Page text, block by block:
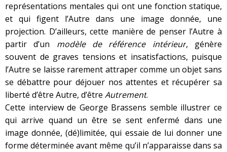
représentations mentales qui ont une fonction statique,
et qui figent l’Autre dans une image donnée, une
projection. D’ailleurs, cette manière de penser l’Autre à
partir d’un modèle de référence intérieur, génère
souvent de graves tensions et insatisfactions, puisque
l’Autre se laisse rarement attraper comme un objet sans
se débattre pour déjouer nos attentes et récupérer sa
liberté d’être Autre, d’être Autrement.
Cette interview de George Brassens semble illustrer ce
qui arrive quand un être se sent enfermé dans une
image donnée, (dé)limitée, qui essaie de lui donner une
forme déterminée avant même qu’il n’apparaisse dans sa